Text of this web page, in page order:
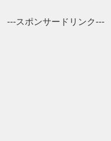
---スポンサードリンク---